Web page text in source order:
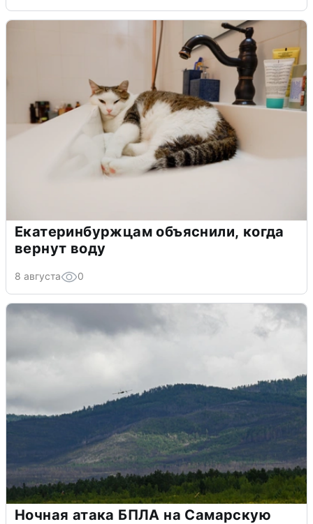
Екатеринбуржцам объяснили, когда
вернут воду
8 августа 0
Ночная атака БПЛА на Самарскую